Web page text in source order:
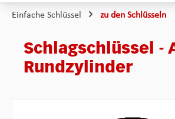
Einfache Schlüssel zu den Schlüsseln
Schlagschlüssel -
Rundzylinder